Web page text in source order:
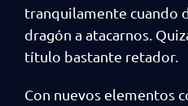
tranquilamente cuando
dragón a atacarnos.
título bastante retador.
Con nuevos elementos